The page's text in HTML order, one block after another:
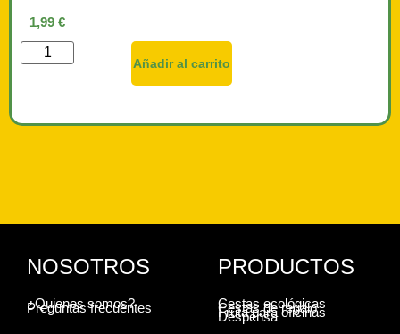
1,99 €
Añadir al carrito
NOSOTROS
¿Quienes somos?
Preguntas frecuentes
PRODUCTOS
Cestas ecológicas
Cestas de regalo
Fruta para oficinas
Despensa